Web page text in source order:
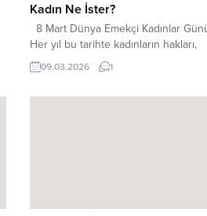
Kadın Ne İster?
8 Mart Dünya Emekçi Kadınlar
Her yıl bu tarihte kadınların hakları,
emekleri ve yaşam mücadelesi
konuşuluyor. Peki gerçekten soralım:
09.03.2026 1